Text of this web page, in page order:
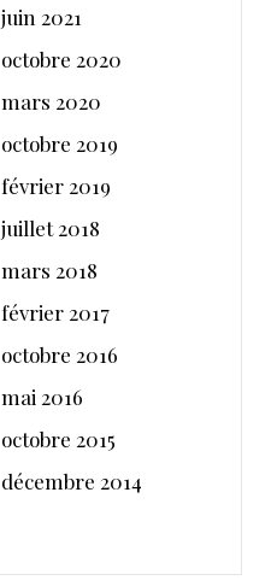
juin 2021
octobre 2020
mars 2020
octobre 2019
février 2019
juillet 2018
mars 2018
février 2017
octobre 2016
mai 2016
octobre 2015
décembre 2014